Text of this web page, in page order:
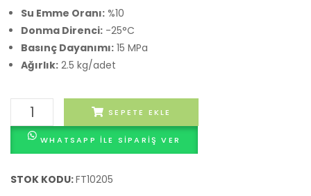
Su Emme Oranı: %10
Donma Direnci: -25°C
Basınç Dayanımı: 15 MPa
Ağırlık: 2.5 kg/adet
Francisco
Taban
Tuğla
adet
SEPETE EKLE
WHATSAPP ILE SIPARIŞ VER
STOK KODU:FT10205